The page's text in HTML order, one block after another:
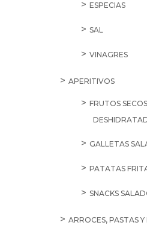
ESPECIAS
SAL
VINAGRES
APERITIVOS
FRUTOS
GALLETAS
PATATAS
SNACKS
ARROCES, PASTAS